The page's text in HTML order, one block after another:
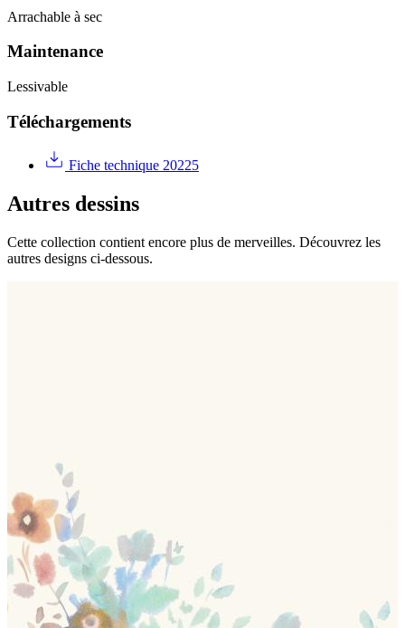
Arrachable à sec
Maintenance
Lessivable
Téléchargements
Fiche technique 20225
Autres dessins
Cette collection contient encore plus de merveilles. Découvrez les
autres designs ci-dessous.